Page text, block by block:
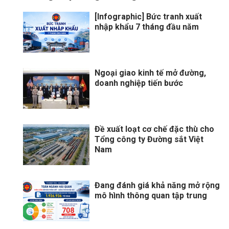
[Infographic] Bức tranh xuất
nhập khẩu 7 tháng đầu năm
Ngoại giao kinh tế mở đường,
doanh nghiệp tiến bước
Đề xuất loạt cơ chế đặc thù cho
Tổng công ty Đường sắt Việt
Nam
Đang đánh giá khả năng mở rộng
mô hình thông quan tập trung